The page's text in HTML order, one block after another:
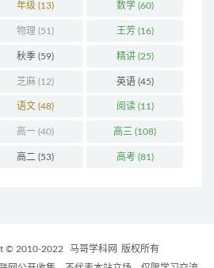
年级 (13) 数学(60)
物理 (51) 王芳(16)
秋季(59) 精讲(25)
芝麻(12) 英语(45)
语文 (48) 阅读(11)
高一(40) 高三 (108)
高二 (53) 高考(81)
© 2010-2022 马哥学科网 版权所有